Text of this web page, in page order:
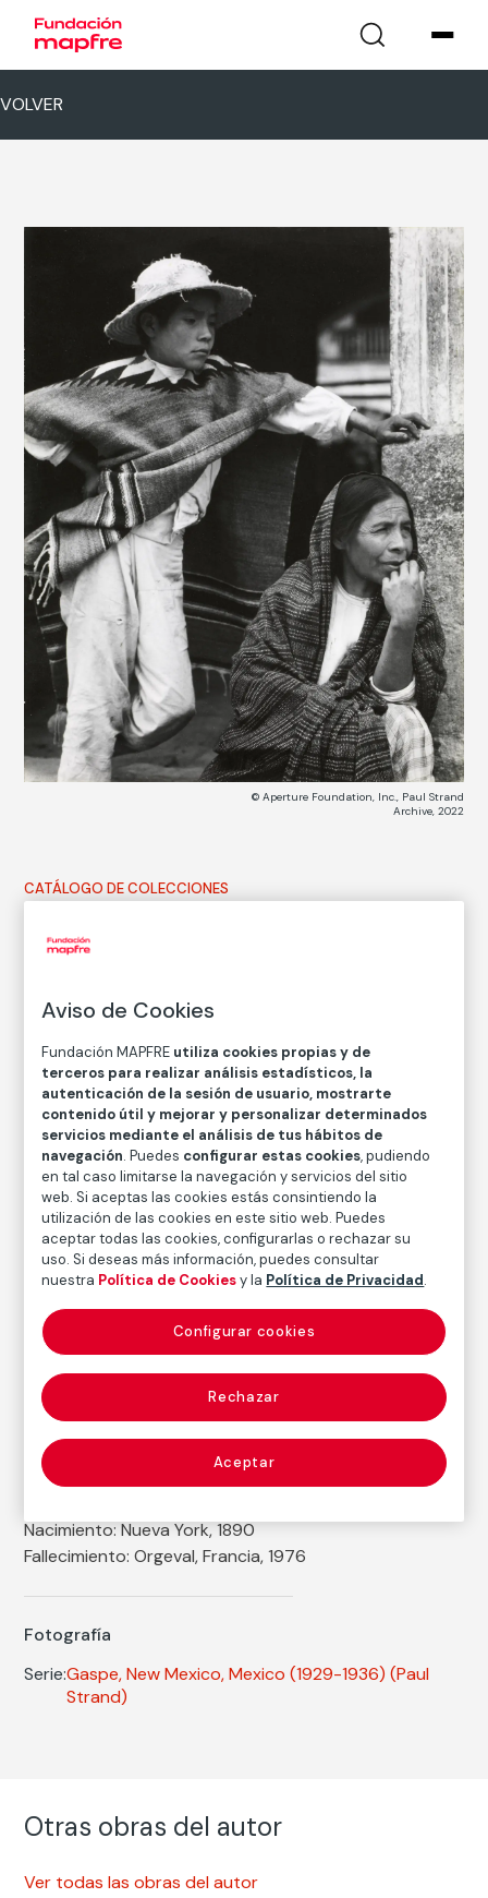
VOLVER
© Aperture Foundation, Inc., Paul Strand
Archive, 2022
CATÁLOGO DE COLECCIONES
Mujer y niño, Tenancingo, México
Paul Strand
Técnica
Copia en papel baritado con emulsión de gelatina y
plata
Medidas
Medidas mancha: 14,7 × 11,6 cm
Medidas papel: 14,7 × 11,6 cm
Inventario
FM000899
Fecha
1933/1940
Inscripción/Leyenda
Firmado, titulado y fechado por Paul Strand en el
reverso
Autor
Nacimiento: Nueva York, 1890
Fallecimiento: Orgeval, Francia, 1976
Fotografía
Serie:Gaspe, New Mexico, Mexico (1929-1936) (Paul
Strand)
Otras obras del autor
Ver todas las obras del autor
Aviso de Cookies
Fundación MAPFRE utiliza cookies propias y de
terceros para realizar análisis estadísticos, la
autenticación de la sesión de usuario, mostrarte
contenido útil y mejorar y personalizar determinados
servicios mediante el análisis de tus hábitos de
navegación. Puedes configurar estas cookies, pudiendo
en tal caso limitarse la navegación y servicios del sitio
web. Si aceptas las cookies estás consintiendo la
utilización de las cookies en este sitio web. Puedes
aceptar todas las cookies, configurarlas o rechazar su
uso. Si deseas más información, puedes consultar
nuestra Política de Cookiesy la Política de Privacidad.
Rechazar
Aceptar
Configurar cookies